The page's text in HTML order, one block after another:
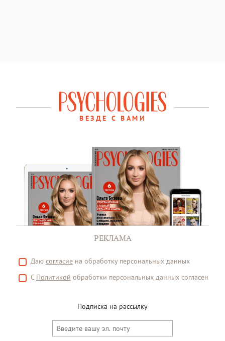
ВЕЗДЕ С ВАМИ
РЕКЛАМА
Даю согласие на обработку персональных данных
С Политикой обработки персональных данных согласен
Подписка на рассылку